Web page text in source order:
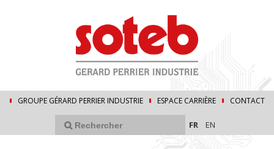
GROUPE GÉRARD PERRIER INDUSTRIE ESPACE CARRIÈRE CONTACT
FR EN